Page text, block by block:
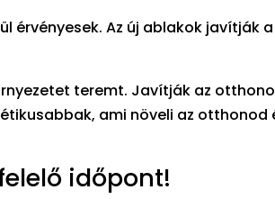
érvényesek. Az új ablakok javítják
teremt. Javítják az
ami növeli az otthonod
időpont!